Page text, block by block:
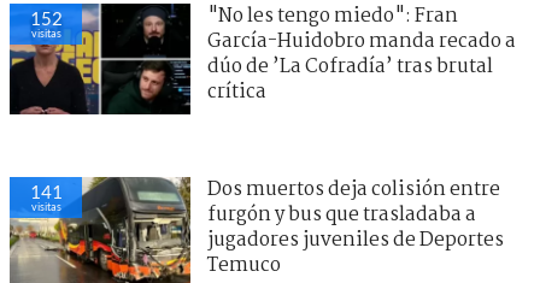
152
visitas
"No les tengo miedo": Fran
García-Huidobro manda recado a
dúo de ’La Cofradía’ tras brutal
crítica
141
visitas
Dos muertos deja colisión entre
furgón y bus que trasladaba a
jugadores juveniles de Deportes
Temuco